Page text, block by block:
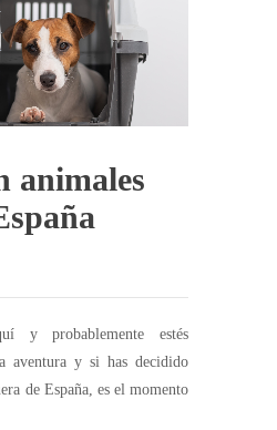
animales
y probablemente estés
aventura y si has decidido
de España, es el momento